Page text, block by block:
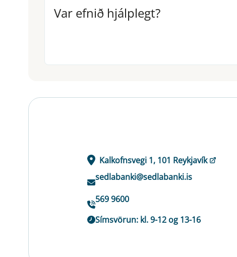
Var efnið hjálplegt?
Var efnið hjálplegt?
Kalkofnsvegi 1, 101 Reykjavík
sedlabanki@sedlabanki.is
569 9600
Símsvörun: kl. 9-12 og 13-16